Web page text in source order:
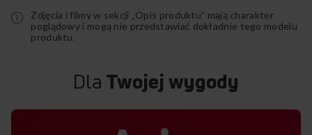
Zdjęcia i filmy w sekcji „Opis produktu” mają charakter
poglądowy i mogą nie przedstawiać dokładnie tego modelu
produktu.
Dla Twojej wygody